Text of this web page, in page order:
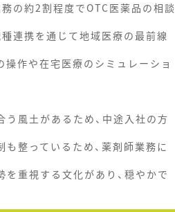
の約2割程度でOTC医薬品の相談
連携を通じて地域医療の最前線
作や在宅医療のシミュレーショ
風土があるため、中途入社の方
整っているため、薬剤師業務に
重視する文化があり、穏やかで